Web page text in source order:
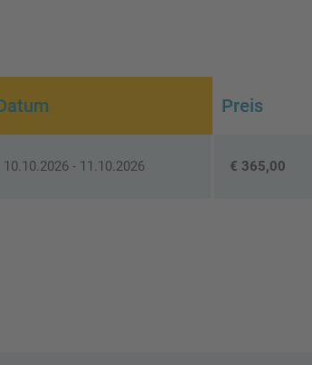
Preis
10.10.2026 - 11.10.2026 € 365,00